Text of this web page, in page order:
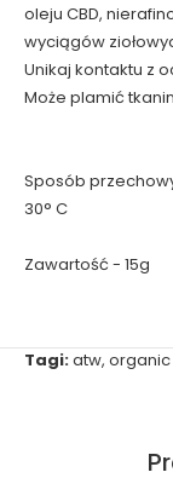
oleju CBD,
wyciągów
Unikaj kontaktu z
Może plamić
Sposób
30° C
Zawartość - 15g
Tagi:atw, organic